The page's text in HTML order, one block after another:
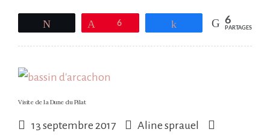
serre
aux
les
Tweetez Épingle
6 Partagez 6
PARTAGES
Visite de la Dune du Pilat
13 septembre 2017
Aline sprauel